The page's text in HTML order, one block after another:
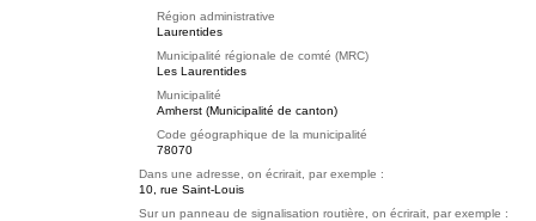
Région administrative
Laurentides
Municipalité régionale de comté (MRC)
Les Laurentides
Municipalité
Amherst (Municipalité de canton)
Code géographique de la municipalité
78070
Dans une adresse, on écrirait, par exemple :
10, rue Saint-Louis
Sur un panneau de signalisation routière, on écrirait, par exemple :